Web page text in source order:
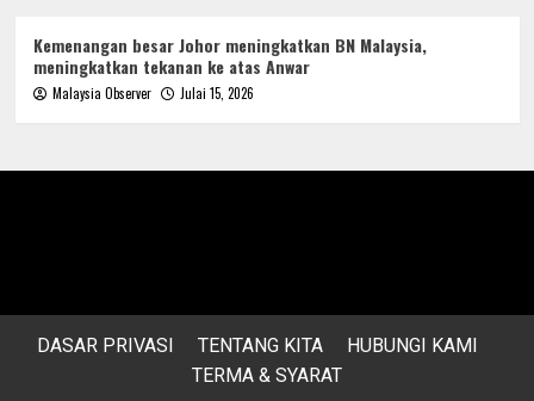
Kemenangan besar Johor meningkatkan BN Malaysia,
meningkatkan tekanan ke atas Anwar
Malaysia Observer Julai 15, 2026
DASAR PRIVASI TENTANG KITA
HUBUNGI KAMI
TERMA & SYARAT